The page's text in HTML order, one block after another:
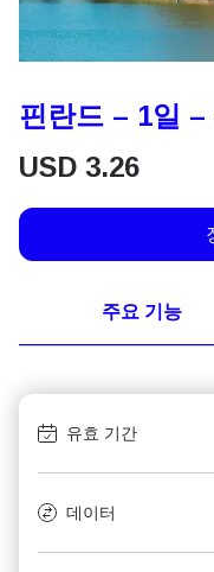
핀란드 – 1일
USD 3.26
주요 기능
유효 기간
데이터